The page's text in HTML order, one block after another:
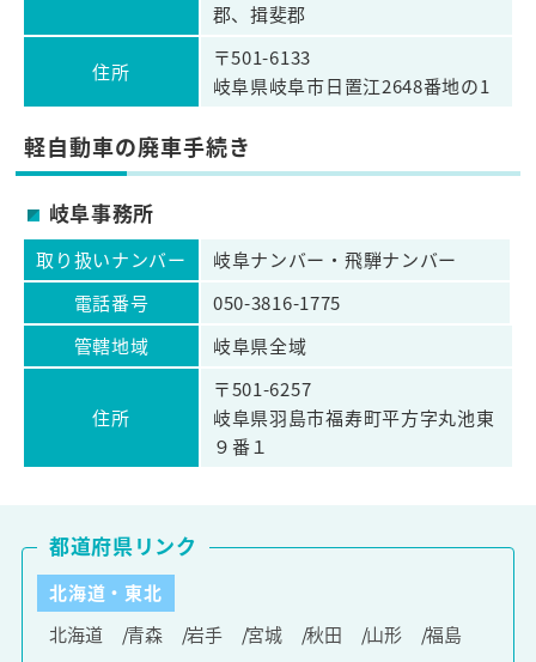
郡、揖斐郡
住所
〒501-6133
岐阜県岐阜市日置江2648番地の1
軽自動車の廃車手続き
岐阜事務所
取り扱いナンバー
岐阜ナンバー・飛騨ナンバー
電話番号
050-3816-1775
管轄地域
岐阜県全域
住所
〒501-6257
岐阜県羽島市福寿町平方字丸池東
９番１
北海道・東北
北海道
青森 岩手 宮城 秋田 山形
福島
都道府県リンク